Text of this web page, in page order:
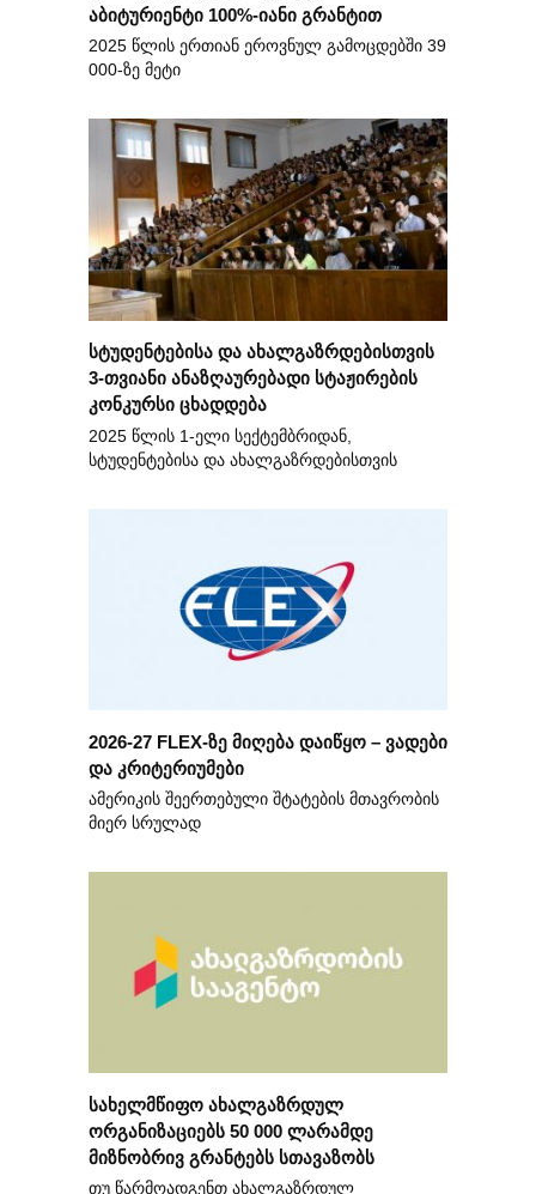
აბიტურიენტი 100%-იანი გრანტით
2025 წლის ერთიან ეროვნულ გამოცდებში 39
000-ზე მეტი
სტუდენტებისა და ახალგაზრდებისთვის
3-თვიანი ანაზღაურებადი სტაჟირების
კონკურსი ცხადდება
2025 წლის 1-ელი სექტემბრიდან,
სტუდენტებისა და ახალგაზრდებისთვის
2026-27 FLEX-ზე მიღება დაიწყო – ვადები
და კრიტერიუმები
ამერიკის შეერთებული შტატების მთავრობის
მიერ სრულად
სახელმწიფო ახალგაზრდულ
ორგანიზაციებს 50 000 ლარამდე
მიზნობრივ გრანტებს სთავაზობს
თუ წარმოადგენთ ახალგაზრდულ